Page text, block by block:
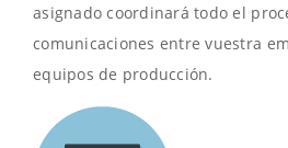
asignado coordinará todo el
comunicaciones entre vuestra
equipos de producción.